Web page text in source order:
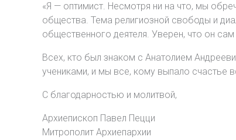
«Я — оптимист. Несмотря ни на что, мы
общества. Тема религиозной свободы и
общественного деятеля. Уверен, что он
Всех, кто был знаком с Анатолием
учениками, и мы все, кому выпало счастье
С благодарностью и молитвой,
Архиепископ Павел Пецци
Митрополит Архиепархии